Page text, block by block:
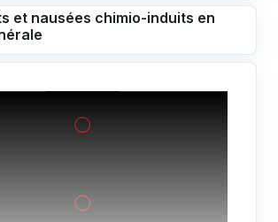
et nausées chimio-induits en